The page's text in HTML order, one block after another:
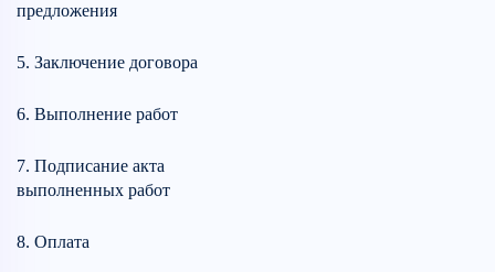
предложения
5. Заключение договора
6. Выполнение работ
7. Подписание акта
выполненных работ
8. Оплата